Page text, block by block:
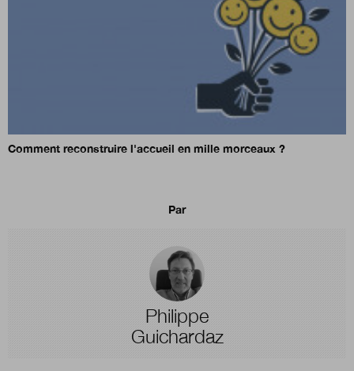
Comment reconstruire l'accueil en mille morceaux ?
Par
Philippe
Guichardaz